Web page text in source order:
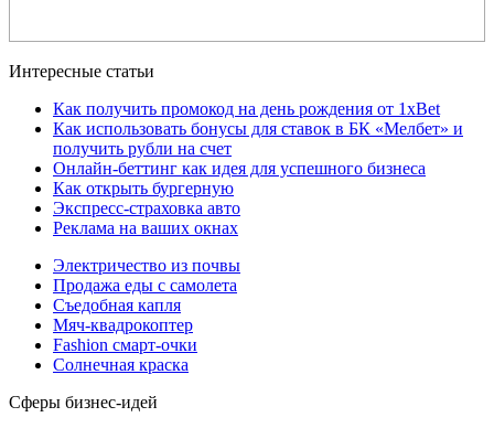
Интересные статьи
Как получить промокод на день рождения от 1xBet
Как использовать бонусы для ставок в БК «Мелбет» и
получить рубли на счет
Онлайн-беттинг как идея для успешного бизнеса
Как открыть бургерную
Экспресс-страховка авто
Реклама на ваших окнах
Электричество из почвы
Продажа еды с самолета
Съедобная капля
Мяч-квадрокоптер
Fashion смарт-очки
Солнечная краска
Сферы бизнес-идей